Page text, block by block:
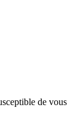
de vous